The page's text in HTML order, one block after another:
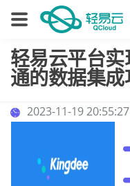
轻易云平台
通的数据集成
2023-11-19 20:55:27